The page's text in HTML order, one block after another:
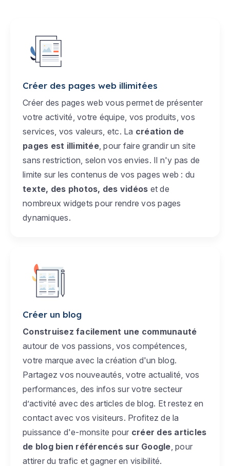
Créer des pages web illimitées
Créer des pages web vous permet de présenter
votre activité, votre équipe, vos produits, vos
services, vos valeurs, etc. La création de
pages est illimitée, pour faire grandir un site
sans restriction, selon vos envies. Il n'y pas de
limite sur les contenus de vos pages web : du
texte, des photos, des vidéos et de
nombreux widgets pour rendre vos pages
dynamiques.
Créer un blog
Construisez facilement une communauté
autour de vos passions, vos compétences,
votre marque avec la création d'un blog.
Partagez vos nouveautés, votre actualité, vos
performances, des infos sur votre secteur
d’activité avec des articles de blog. Et restez en
contact avec vos visiteurs. Profitez de la
puissance d'e-monsite pour créer des articles
de blog bien référencés sur Google , pour
attirer du trafic et gagner en visibilité.